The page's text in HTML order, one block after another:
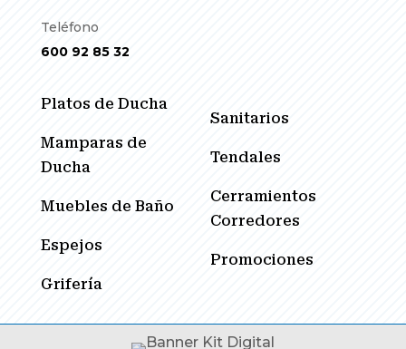
Teléfono
600 92 85 32
Platos de Ducha
Mamparas de
Ducha
Muebles de Baño
Espejos
Grifería
Sanitarios
Tendales
Cerramientos
Corredores
Promociones